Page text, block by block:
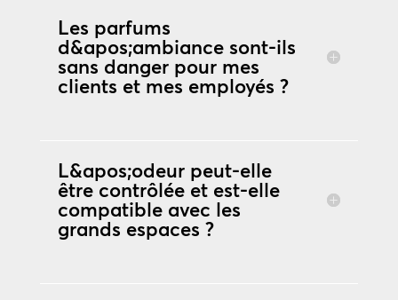
Les parfums
d&apos;ambiance sont-ils
sans danger pour mes
clients et mes employés ?
L&apos;odeur peut-elle
être contrôlée et est-elle
compatible avec les
grands espaces ?